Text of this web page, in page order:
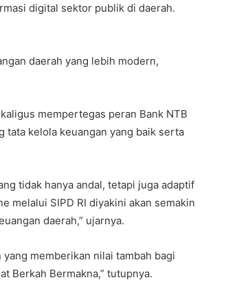
digital sektor publik di daerah.
daerah yang lebih modern,
mempertegas peran Bank NTB
tata kelola keuangan yang baik serta
tidak hanya andal, tetapi juga adaptif
melalui SIPD RI diyakini akan semakin
daerah,” ujarnya.
memberikan nilai tambah bagi
Berkah Bermakna,” tutupnya.